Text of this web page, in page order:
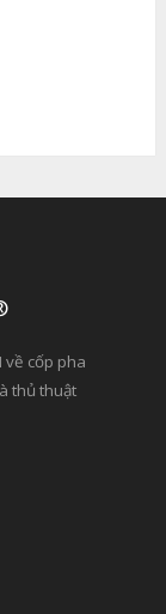
về cốp pha
thủ thuật